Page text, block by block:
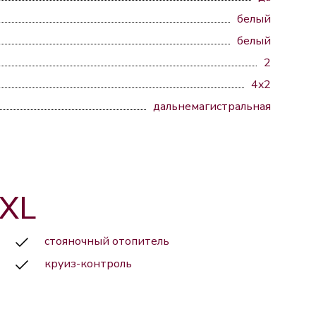
белый
белый
2
4x2
дальнемагистральная
стояночный отопитель
круиз-контроль